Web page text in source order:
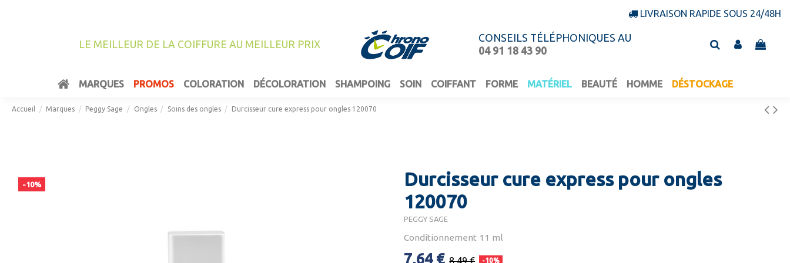
LIVRAISON RAPIDE SOUS 24/48H
LE MEILLEUR DE LA COIFFURE AU MEILLEUR PRIX
CONSEILS TÉLÉPHONIQUES AU
04 91 18 43 90
MARQUES PROMOS COLORATION DÉCOLORATION SHAMPOING SOIN COIFFANT FORME MATÉRIEL BEAUTÉ HOMME DÉSTOCKAGE
Accueil Marques Peggy Sage Ongles Soins des ongles Durcisseur cure express pour ongles 120070
-10%
Durcisseur cure express pour ongles
120070
PEGGY SAGE
Conditionnement 11 ml
7,64 € 8,49 € -10%